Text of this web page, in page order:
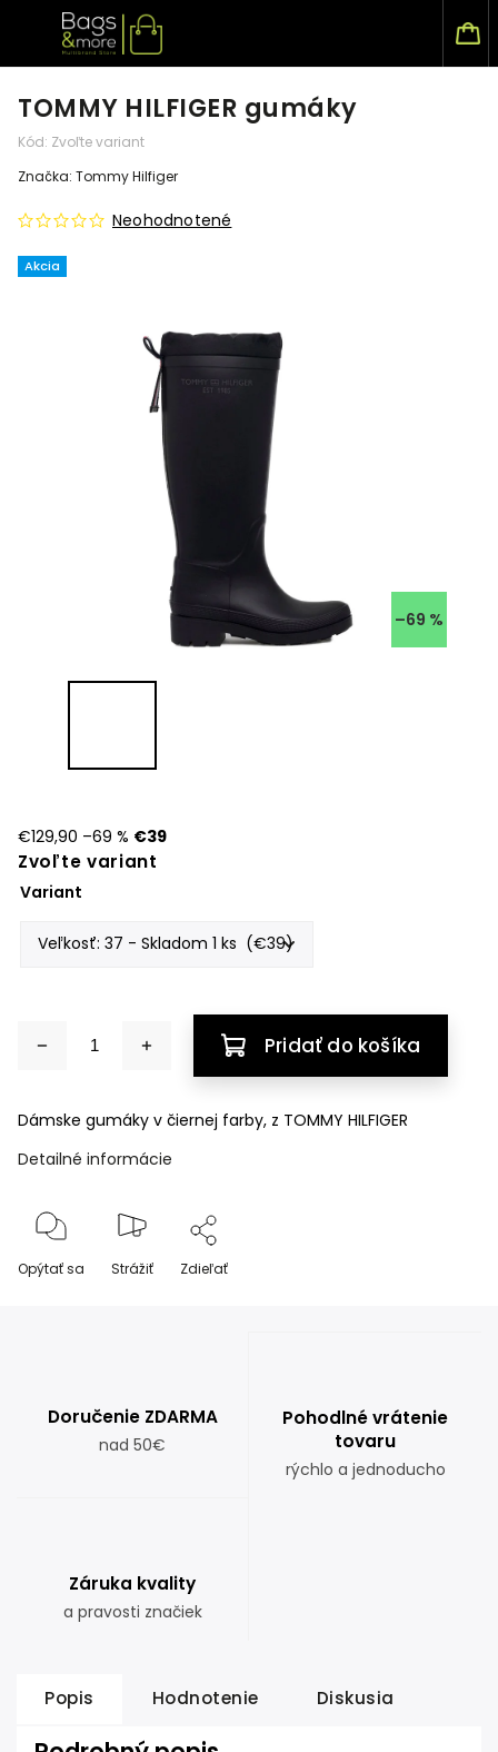
TOMMY HILFIGER gumáky
Kód: Zvoľte variant
Akcia
Neohodnotené
Značka: Tommy Hilfiger
–69 %
€129,90 –69 % €39
Zvoľte variant
Variant
Pridať do košíka
Dámske gumáky v čiernej farby, z TOMMY HILFIGER
Detailné informácie
Opýtať sa Strážiť Zdieľať
Doručenie ZDARMA
nad 50€
Pohodlné vrátenie
tovaru
rýchlo a jednoducho
Záruka kvality
a pravosti značiek
Popis Hodnotenie Diskusia